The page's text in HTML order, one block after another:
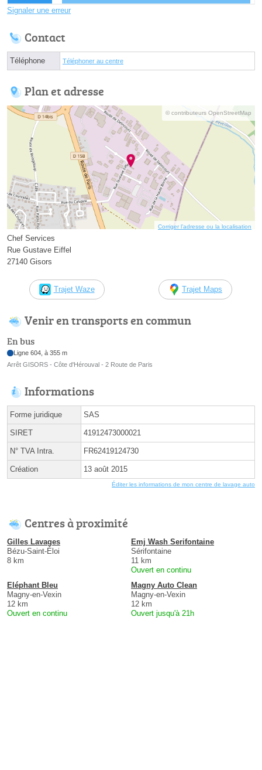
Signaler une erreur
Contact
Téléphone Téléphoner au centre
Plan et adresse
© contributeurs OpenStreetMap
Corriger l’adresse ou la localisation
Chef Services
Rue Gustave Eiffel
27140 Gisors
Trajet Waze Trajet Maps
Venir en transports en commun
En bus
Ligne 604, à 355 m
Arrêt GISORS - Côte d'Hérouval - 2 Route de Paris
Informations
Forme juridique SAS
SIRET 41912473000021
N° TVA Intra. FR62419124730
Création 13 août 2015
Éditer les informations de mon centre de lavage auto
Centres à proximité
Gilles Lavages
Bézu-Saint-Éloi
8 km
Emj Wash Serifontaine
Sérifontaine
11 km
Ouvert en continu
Eléphant Bleu
Magny-en-Vexin
12 km
Ouvert en continu
Magny Auto Clean
Magny-en-Vexin
12 km
Ouvert jusqu'à 21h